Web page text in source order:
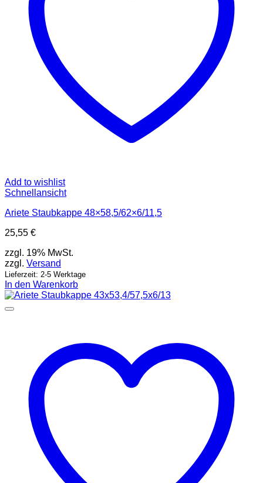
Add to wishlist
Schnellansicht
Ariete Staubkappe 48×58,5/62×6/11,5
25,55 €
zzgl. 19% MwSt.
zzgl. Versand
Lieferzeit: 2-5 Werktage
In den Warenkorb